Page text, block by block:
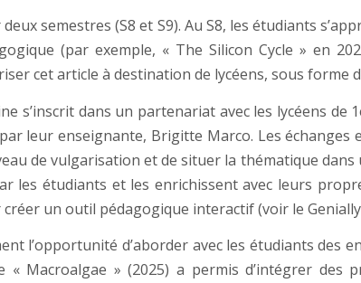
deux semestres (S8 et S9). Au S8, les étudiants
(par exemple, « The Silicon Cycle » en
cet article à destination de lycéens, sous forme
s’inscrit dans un partenariat avec les lycéens de
leur enseignante, Brigitte Marco. Les
de vulgarisation et de situer la thématique dans
les étudiants et les enrichissent avec leurs
un outil pédagogique interactif (voir le
l’opportunité d’aborder avec les étudiants des
« Macroalgae » (2025) a permis d’intégrer des